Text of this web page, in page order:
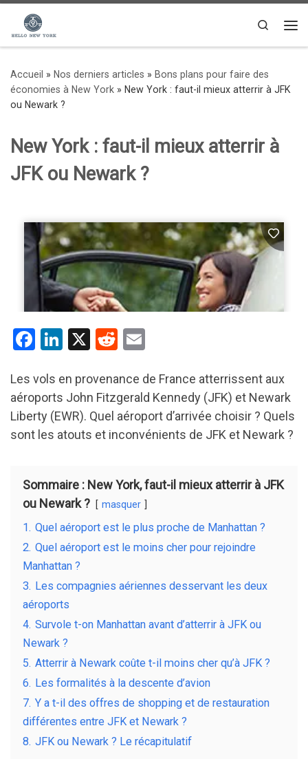
Passer au contenu
Search
Accueil » Nos derniers articles » Bons plans pour faire des
économies à New York » New York : faut-il mieux atterrir à JFK
ou Newark ?
New York : faut-il mieux atterrir à
JFK ou Newark ?
F
ce
b
o
Li
ke
dI
n
X
R
d
di
t
ail
Les vols en provenance de France atterrissent aux
aéroports John Fitzgerald Kennedy (JFK) et Newark
Liberty (EWR). Quel aéroport d’arrivée choisir ? Quels
sont les atouts et inconvénients de JFK et Newark ?
Sommaire : New York, faut-il mieux atterrir à JFK
ou Newark ?
masquer
1. Quel aéroport est le plus proche de Manhattan ?
2. Quel aéroport est le moins cher pour rejoindre
Manhattan ?
3. Les compagnies aériennes desservant les deux
aéroports
4. Survole t-on Manhattan avant d’atterrir à JFK ou
Newark ?
5. Atterrir à Newark coûte t-il moins cher qu’à JFK ?
6. Les formalités à la descente d’avion
7. Y a t-il des offres de shopping et de restauration
différentes entre JFK et Newark ?
8. JFK ou Newark ? Le récapitulatif